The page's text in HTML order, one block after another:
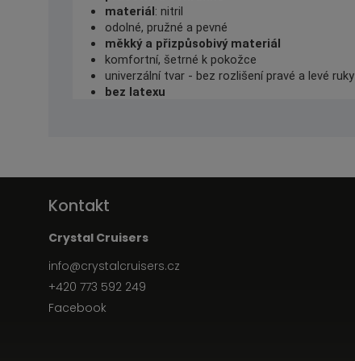
materiál : nitril
odolné, pružné a pevné
měkký a přizpůsobivý materiál
komfortní, šetrné k pokožce
univerzální tvar - bez rozlišení pravé a levé ruky
bez latexu
Kontakt
Crystal Cruisers
info@crystalcruisers.cz
+420 773 592 249
Facebook